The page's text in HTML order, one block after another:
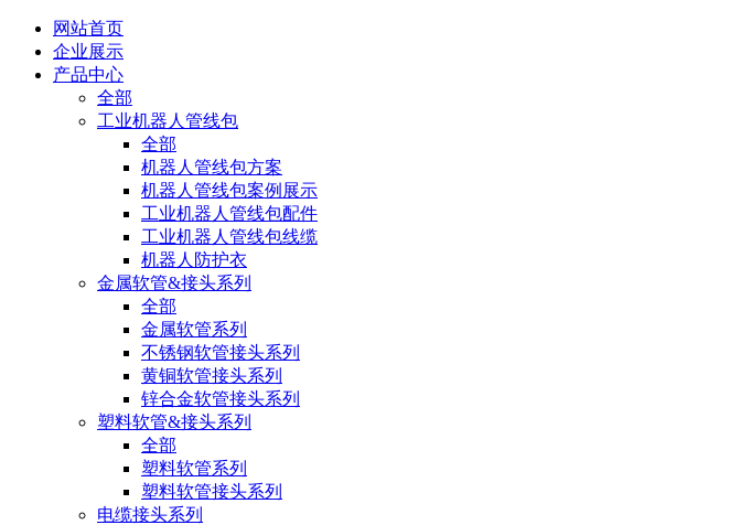
网站首页
企业展示
产品中心
全部
工业机器人管线包
全部
机器人管线包方案
机器人管线包案例展示
工业机器人管线包配件
工业机器人管线包线缆
机器人防护衣
金属软管&接头系列
全部
金属软管系列
不锈钢软管接头系列
黄铜软管接头系列
锌合金软管接头系列
塑料软管&接头系列
全部
塑料软管系列
塑料软管接头系列
电缆接头系列